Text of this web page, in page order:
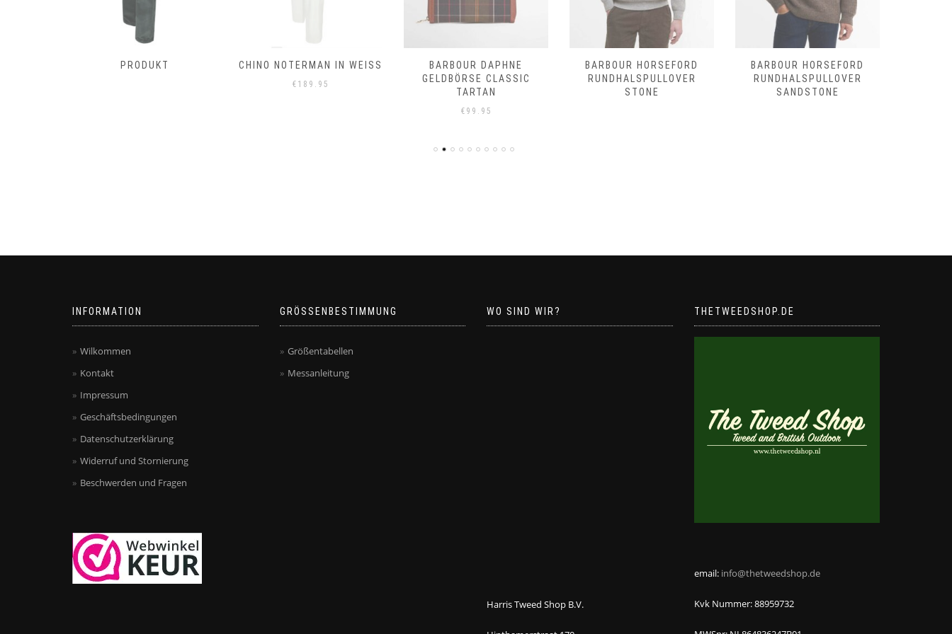
PRODUKT CHINO NOTERMAN IN WEISS
€ 189.95
BARBOUR DAPHNE
GELDBÖRSE CLASSIC
TARTAN
€ 99.95
BARBOUR HORSEFORD
RUNDHALSPULLOVER
STONE
BARBOUR HORSEFORD
RUNDHALSPULLOVER
SANDSTONE
INFORMATION
Wilkommen
Kontakt
Impressum
Geschäftsbedingungen
Datenschutzerklärung
Widerruf und Stornierung
Beschwerden und Fragen
GRÖSSENBESTIMMUNG
Größentabellen
Messanleitung
WO SIND WIR?
Harris Tweed Shop B.V.
THETWEEDSHOP.DE
email: info@thetweedshop.de
Kvk Nummer: 88959732